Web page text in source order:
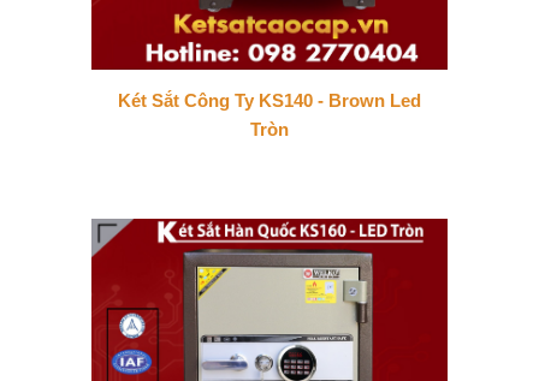
Két Sắt Công Ty KS140 - Brown Led
Tròn